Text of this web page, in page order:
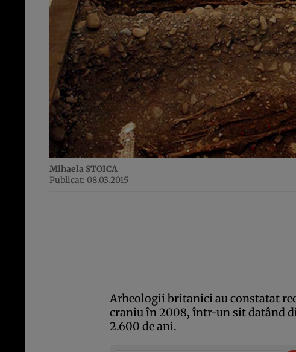
Mihaela STOICA
Publicat: 08.03.2015
Arheologii britanici au constatat
craniu în 2008, într-un sit datând
2.600 de ani.